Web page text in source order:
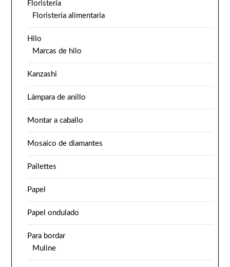
Floristería
Floristería alimentaria
Hilo
Marcas de hilo
Kanzashi
Lámpara de anillo
Montar a caballo
Mosaico de diamantes
Pailettes
Papel
Papel ondulado
Para bordar
Muline